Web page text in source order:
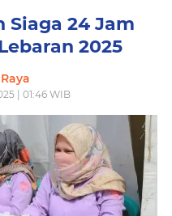
Siaga 24 Jam
2025
| 01:46 WIB